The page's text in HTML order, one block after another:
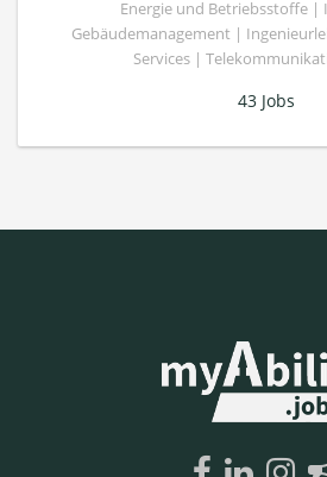
Energie und Betriebsstoffe |
Gebäudemanagement |
Services |
43 Jobs